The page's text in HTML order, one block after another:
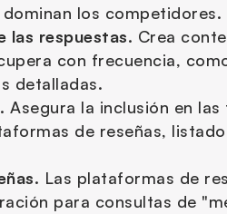
los competidores.
las respuestas. Crea
con frecuencia,
detalladas.
Asegura la inclusión en las
de reseñas,
Las plataformas de
para consultas de